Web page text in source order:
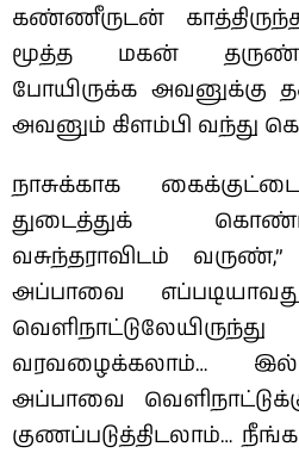
கண்ணீருடன்
மூத்த மகன்
போயிருக்க அவனுக்கு
அவனும் கிளம்பி வந்து
நாசுக்காக
துடைத்துக்
வசுந்தராவிடம்
அப்பாவை
வரவழைக்கலாம்…
அப்பாவை
குணப்படுத்திடலாம்…